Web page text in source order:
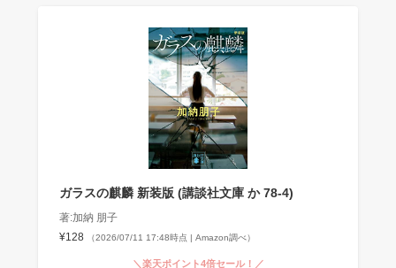
ガラスの麒麟 新装版 (講談社文庫 か 78-4)
著:加納 朋子
¥128
（2026/07/11 17:48時点 | Amazon調べ）
＼楽天ポイント4倍セール！／